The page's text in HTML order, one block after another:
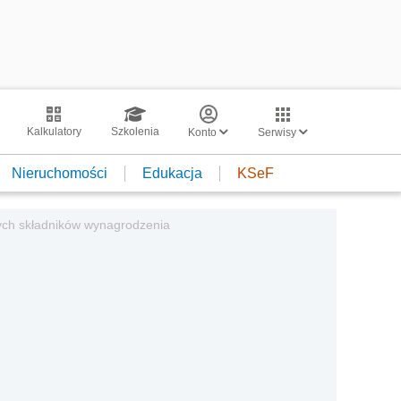
Kalkulatory Szkolenia Konto Serwisy
Nieruchomości Edukacja KSeF
składników wynagrodzenia